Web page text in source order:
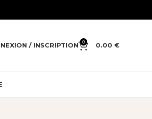
/ INSCRIPTION 0 0.00 €